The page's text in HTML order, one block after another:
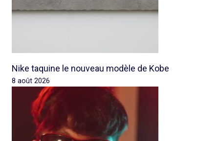
Nike taquine le nouveau modèle de Kobe
8 août 2026